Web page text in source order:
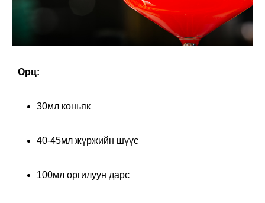
Орц:
30мл коньяк
40-45мл жүржийн шүүс
100мл оргилуун дарс